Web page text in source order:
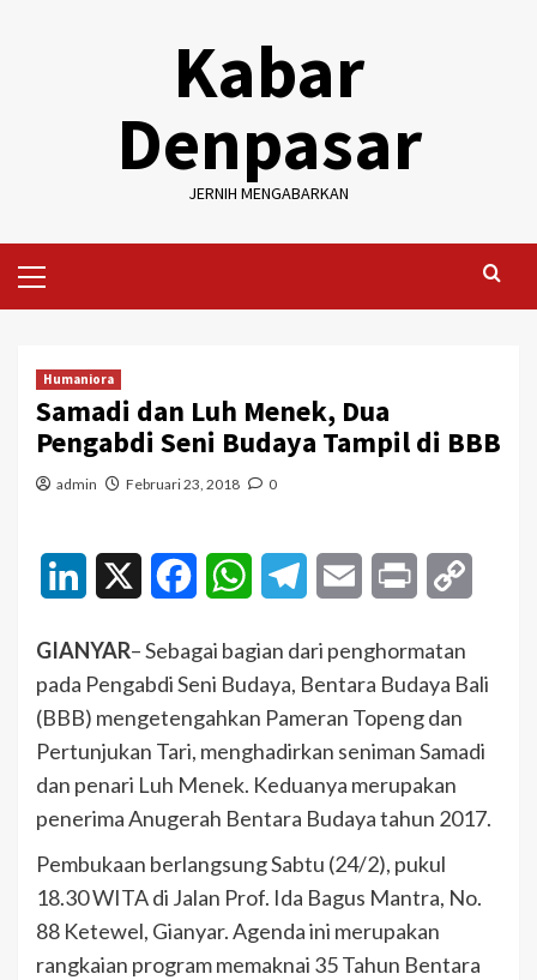
Kabar
Denpasar
JERNIH MENGABARKAN
Menu
Humaniora
Samadi dan Luh Menek, Dua
Pengabdi Seni Budaya Tampil di BBB
admin Februari 23, 2018 0
LinkedIn FacebookWhatsAppTelegramEmail Print
GIANYAR– Sebagai bagian dari penghormatan
pada Pengabdi Seni Budaya, Bentara Budaya Bali
(BBB) mengetengahkan Pameran Topeng dan
Pertunjukan Tari, menghadirkan seniman Samadi
dan penari Luh Menek. Keduanya merupakan
penerima Anugerah Bentara Budaya tahun 2017.
Pembukaan berlangsung Sabtu (24/2), pukul
18.30 WITA di Jalan Prof. Ida Bagus Mantra, No.
88 Ketewel, Gianyar. Agenda ini merupakan
rangkaian program memaknai 35 Tahun Bentara